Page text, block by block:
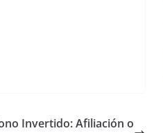
Invertido: Afiliación o